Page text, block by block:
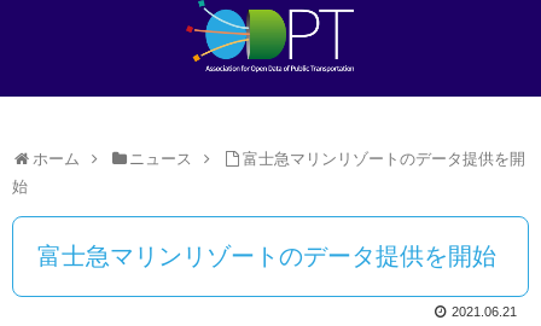
ホーム ニュース
富士急マリンリゾートのデータ提供を開
始
富士急マリンリゾートのデータ提供を開始
2021.06.21